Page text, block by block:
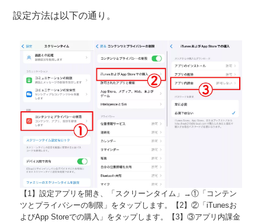
設定方法は以下の通り。
【1】設定アプリを開き、「スクリーンタイム」→①「コンテン
ツとプライバシーの制限」をタップします。【2】②「iTunesお
よびApp Storeでの購入」をタップします。【3】③アプリ内課金